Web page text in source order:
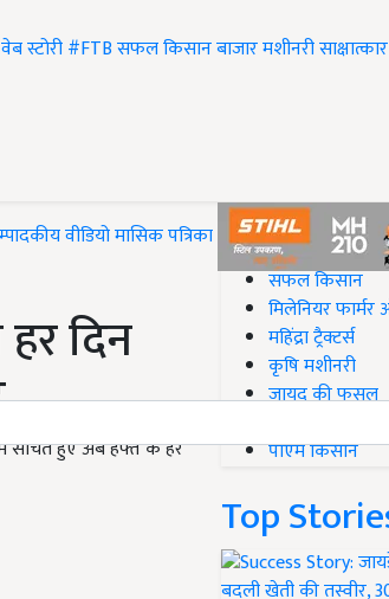
वेब स्टोरी#FTBसफल किसानबाजारमशीनरीसाक्षात्कार
वीडियोमासिक पत्रिका
दिन
में सोचते हुए अब हफ्ते के हर
#Top on Krishi
सफल किसान
मिलेनियर फार्मर
महिंद्रा ट्रैक्टर्स
कृषि मशीनरी
जायद की फसल
पीएम किसान
Top